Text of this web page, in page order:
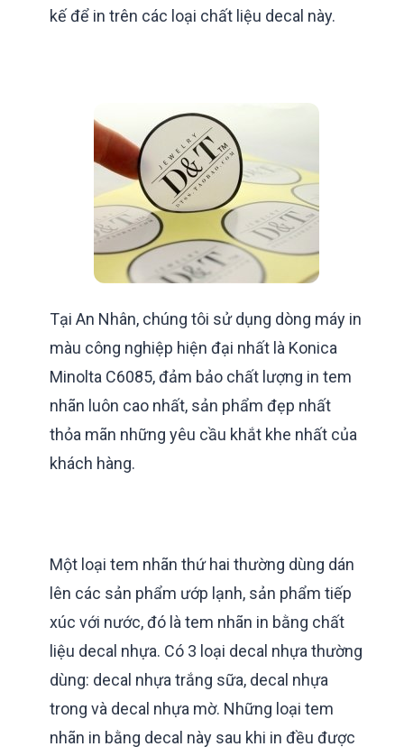
kế để in trên các loại chất liệu decal này.
Tại An Nhân, chúng tôi sử dụng dòng máy in
màu công nghiệp hiện đại nhất là Konica
Minolta C6085, đảm bảo chất lượng in tem
nhãn luôn cao nhất, sản phẩm đẹp nhất
thỏa mãn những yêu cầu khắt khe nhất của
khách hàng.
Một loại tem nhãn thứ hai thường dùng dán
lên các sản phẩm ướp lạnh, sản phẩm tiếp
xúc với nước, đó là tem nhãn in bằng chất
liệu decal nhựa. Có 3 loại decal nhựa thường
dùng: decal nhựa trắng sữa, decal nhựa
trong và decal nhựa mờ. Những loại tem
nhãn in bằng decal này sau khi in đều được